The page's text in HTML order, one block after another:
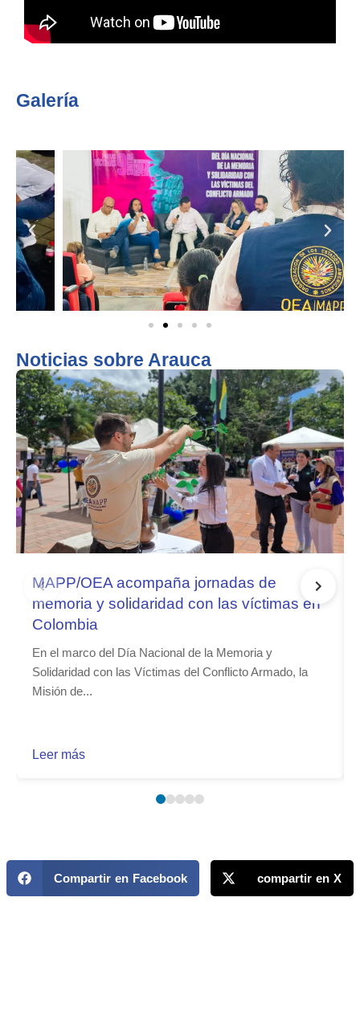
Galería
Noticias sobre Arauca
MAPP/OEA acompaña jornadas de
memoria y solidaridad con las víctimas en
Colombia
En el marco del Día Nacional de la Memoria y
Solidaridad con las Víctimas del Conflicto Armado, la
Misión de...
Leer más
Compartir en Facebook compartir en X